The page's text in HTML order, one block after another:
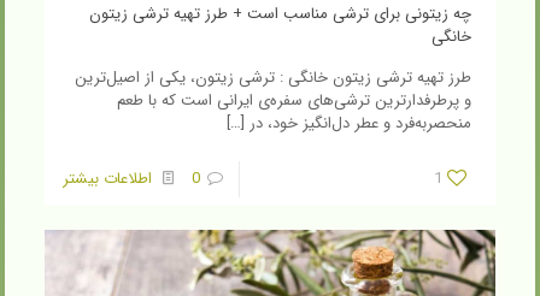
چه زیتونی برای ترشی مناسب است + طرز تهیه ترشی زیتون
خانگی
طرز تهیه ترشی زیتون خانگی : ترشی زیتون، یکی از اصیل‌ترین
و پرطرفدارترین ترشی‌های سفره‌ی ایرانی است که با طعم
منحصربه‌فرد و عطر دل‌انگیز خود، در […]
1
0 اطلاعات بیشتر